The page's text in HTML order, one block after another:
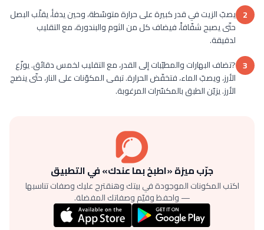
2 يصبّ الزيت في قدر كبيرة على حرارة متوسّطة، وحين يدفأ، يقلّب البصل
حتّى يصبح شفّافاً، فيضاف كل من الثوم والبندورة، مع التقليب
لدقيقة.
3 ?تضاف البهارات والمطيّبات إلى القدر، مع التقليب لخمس دقائق. يوزّع
الأرز، ويصبّ الماء، فتخفّض الحرارة. تبقى المكوّنات على النار، حتّى ينضج
الأرز. يزيّن الطبق بالمكسّرات المرغوبة.
جرّب ميزة «اطبخ بما عندك» في التطبيق
اكتب المكونات الموجودة في بيتك وهنقترح عليك وصفات تناسبها
— واحفظ وقيّم وصفاتك المفضلة.